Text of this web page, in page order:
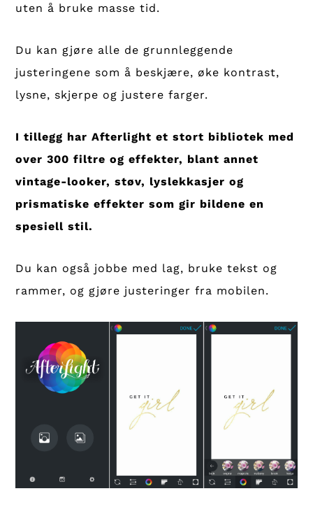
uten å bruke masse tid.
Du kan gjøre alle de grunnleggende
justeringene som å beskjære, øke kontrast,
lysne, skjerpe og justere farger.
I tillegg har Afterlight et stort bibliotek med
over 300 filtre og effekter, blant annet
vintage-looker, støv, lyslekkasjer og
prismatiske effekter som gir bildene en
spesiell stil.
Du kan også jobbe med lag, bruke tekst og
rammer, og gjøre justeringer fra mobilen.